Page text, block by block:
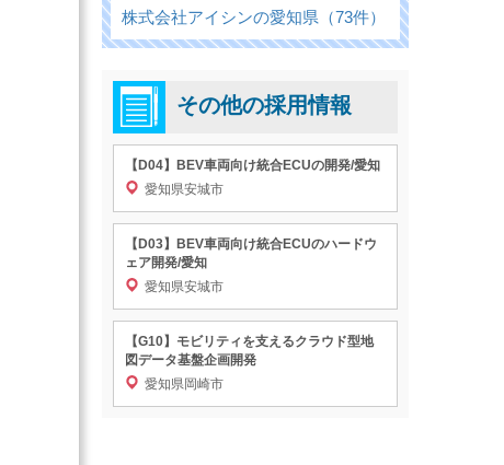
株式会社アイシンの愛知県（73件）
その他の採用情報
【D04】BEV車両向け統合ECUの開発/愛知
愛知県安城市
【D03】BEV車両向け統合ECUのハードウ
ェア開発/愛知
愛知県安城市
【G10】モビリティを支えるクラウド型地
図データ基盤企画開発
愛知県岡崎市